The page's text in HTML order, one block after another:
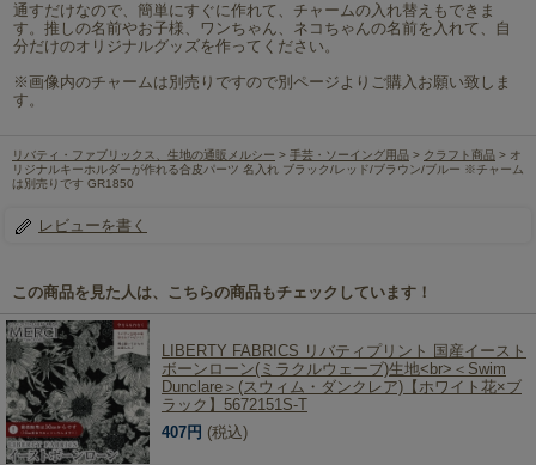
通すだけなので、簡単にすぐに作れて、チャームの入れ替えもできま
す。推しの名前やお子様、ワンちゃん、ネコちゃんの名前を入れて、自
分だけのオリジナルグッズを作ってください。
※画像内のチャームは別売りですので別ページよりご購入お願い致しま
す。
リバティ・ファブリックス、生地の通販メルシー > 手芸・ソーイング用品 > クラフト商品 > オ
リジナルキーホルダーが作れる合皮パーツ 名入れ ブラック/レッド/ブラウン/ブルー ※チャーム
は別売りです GR1850
レビューを書く
この商品を見た人は、こちらの商品もチェックしています！
LIBERTY FABRICS リバティプリント 国産イースト
ボーンローン(ミラクルウェーブ)生地<br>＜Swim
Dunclare＞(スウィム・ダンクレア)【ホワイト花×ブ
ラック】5672151S-T
407円 (税込)